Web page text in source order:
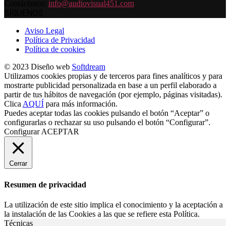
info@audiovisual451.com
Aviso Legal
Política de Privacidad
Política de cookies
© 2023 Diseño web Softdream
Utilizamos cookies propias y de terceros para fines analíticos y para
mostrarte publicidad personalizada en base a un perfil elaborado a
partir de tus hábitos de navegación (por ejemplo, páginas visitadas).
ClicaAQUÍ para más información.
Puedes aceptar todas las cookies pulsando el botón “Aceptar” o
configurarlas o rechazar su uso pulsando el botón “Configurar”.
ConfigurarACEPTAR
Cerrar
Resumen de privacidad
La utilización de este sitio implica el conocimiento y la aceptación a
la instalación de las Cookies a las que se refiere esta Política.
Técnicas